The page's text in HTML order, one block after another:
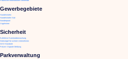
Gewerbegebiete
Handelshafen
Handelshafen Süd
Noorderpoort
Vogelmiere
Sicherheit
Kollektive Kameraüberwachung
Gütesiegel für sichere Unternehmen
AED-Standorte
Polizei / Digitale Meldung
Parkverwaltung